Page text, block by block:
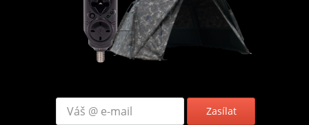
Zasílat